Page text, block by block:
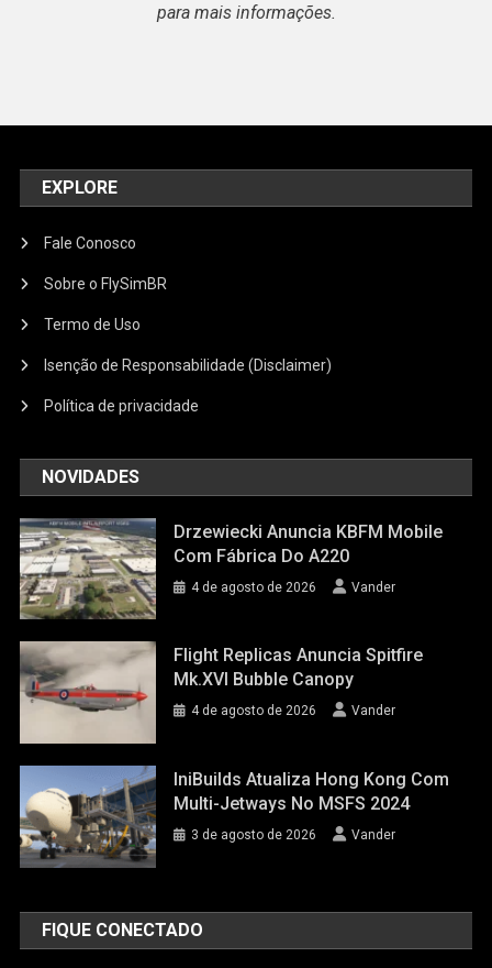
para mais informações.
EXPLORE
Fale Conosco
Sobre o FlySimBR
Termo de Uso
Isenção de Responsabilidade (Disclaimer)
Política de privacidade
NOVIDADES
Drzewiecki Anuncia KBFM Mobile
Com Fábrica Do A220
4 de agosto de 2026 Vander
Flight Replicas Anuncia Spitfire
Mk.XVI Bubble Canopy
4 de agosto de 2026 Vander
IniBuilds Atualiza Hong Kong Com
Multi-Jetways No MSFS 2024
3 de agosto de 2026 Vander
FIQUE CONECTADO